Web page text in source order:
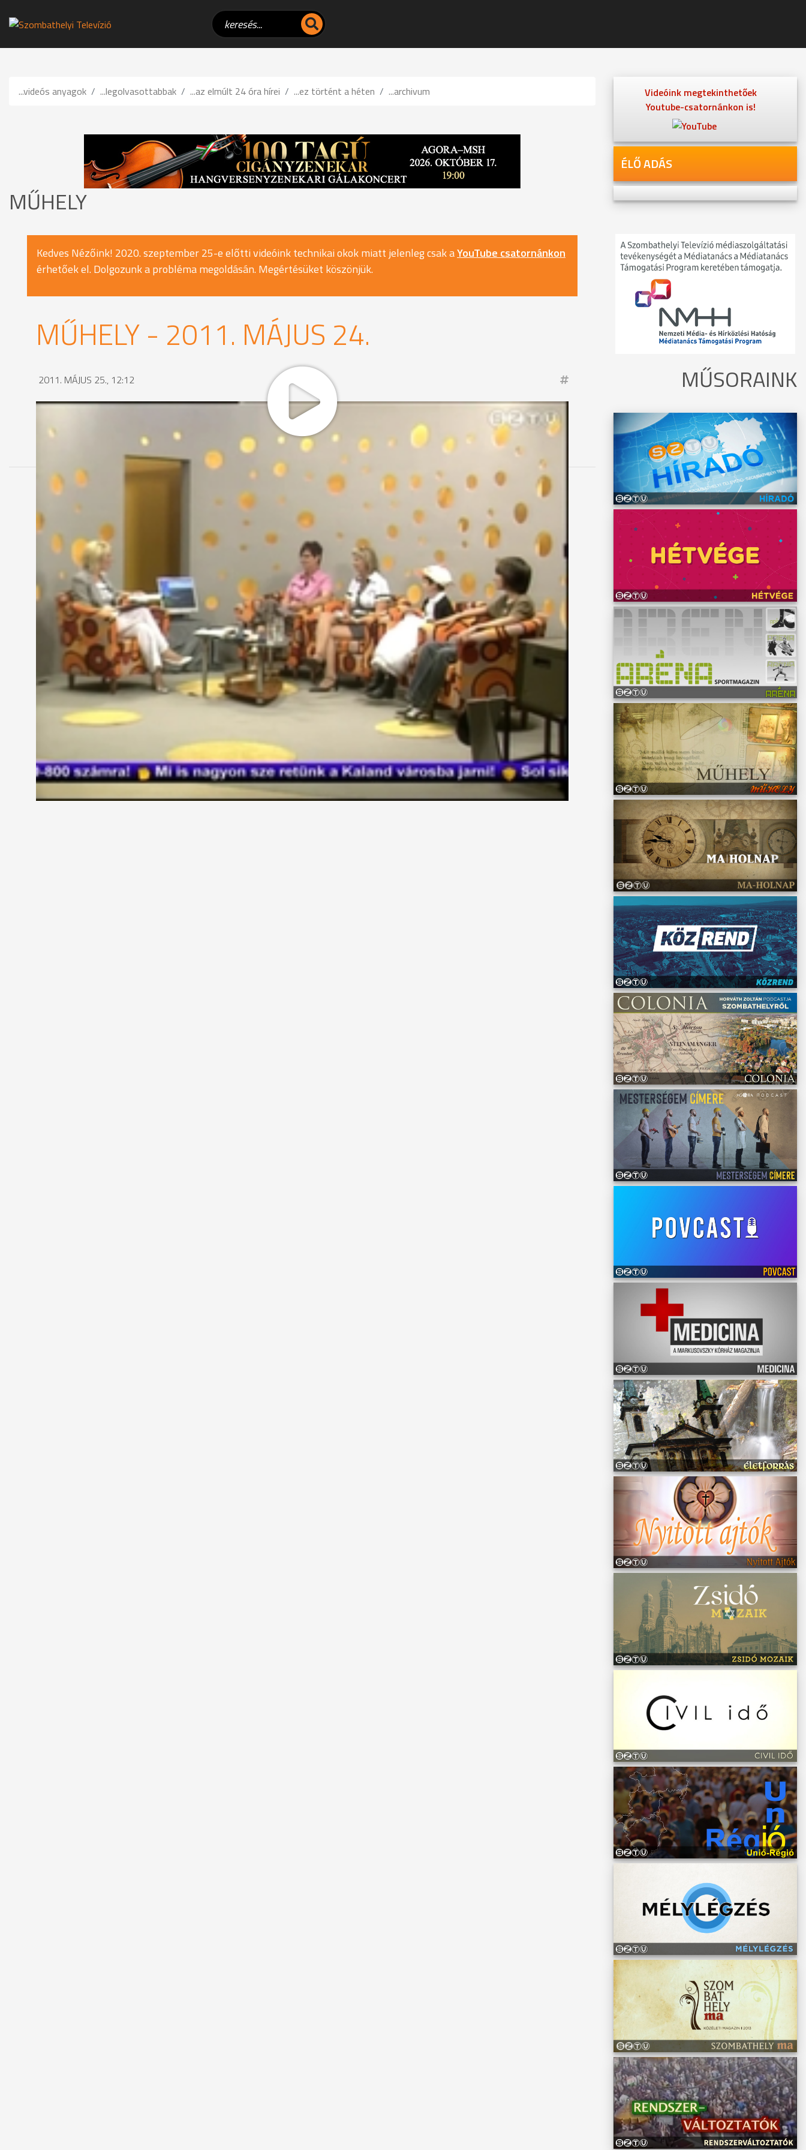
...videós anyagok ...legolvasottabbak ...az elmúlt 24 óra hírei ...ez történt a héten ...archivum
MŰHELY
Kedves Nézőink! 2020. szeptember 25-e előtti videóink technikai okok miatt jelenleg csak aYouTube csatornánkon
érhetőek el. Dolgozunk a probléma megoldásán. Megértésüket köszönjük.
MŰHELY - 2011. MÁJUS 24.
2011. MÁJUS 25., 12:12
MEGOSZTÁS
Videóink megtekinthetőek
Youtube-csatornánkon is!
ÉLŐ ADÁS
MŰSORAINK